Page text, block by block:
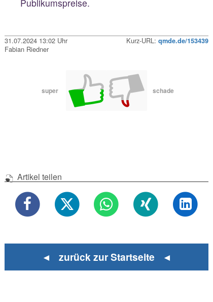
Publikumspreise.
31.07.2024 13:02 Uhr Kurz-URL: qmde.de/153439
Fabian Riedner
super schade
Artikel teilen
◄ zurück zur Startseite ◄